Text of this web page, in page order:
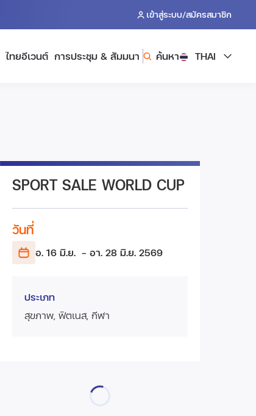
เข้าสู่ระบบ/สมัครสมาชิก
ไทยอีเวนต์ การประชุม & สัมมนา ค้นหา THAI
SPORT SALE WORLD CUP
วันที่
อ. 16 มิ.ย. - อา. 28 มิ.ย. 2569
ประเภท
สุขภาพ, ฟิตเนส, กีฬา